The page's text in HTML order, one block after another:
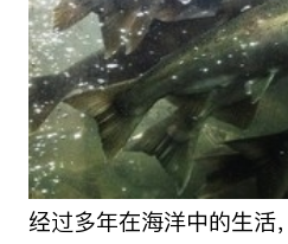
经过多年在海洋中的生活